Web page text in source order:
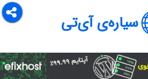
سیاره‌ی آی‌تی